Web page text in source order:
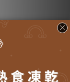
： 40 mg
酸： 75 mg， 菸
基酸： 11.3 mg，
素 E： 50 IU